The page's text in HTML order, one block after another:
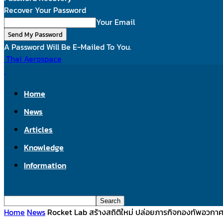
Recover Your Password
Your Email
A Password Will Be E-Mailed To You.
Thai Aerospace
Home
News
Articles
Knowledge
Information
Home News Rocket Lab สร้างสถิติใหม่ ปล่อยภารกิจกองทัพอวกา